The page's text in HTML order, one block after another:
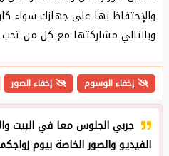
والإحتفاظ بها على جهازك سواء
وبالتالي مشاركتها مع كل من تحب.
إخفاء الوسوم إخفاء الصور
جربي الجلوس معا في البيت
الفيديو والصور الخاصة بيوم